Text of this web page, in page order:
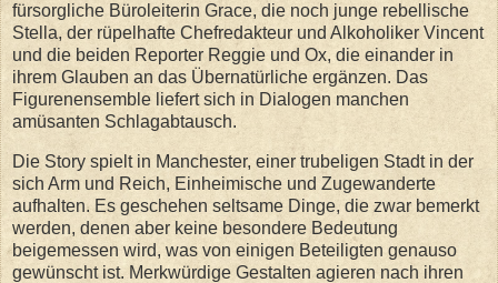
fürsorgliche Büroleiterin Grace, die noch junge rebellische
Stella, der rüpelhafte Chefredakteur und Alkoholiker Vincent
und die beiden Reporter Reggie und Ox, die einander in
ihrem Glauben an das Übernatürliche ergänzen. Das
Figurenensemble liefert sich in Dialogen manchen
amüsanten Schlagabtausch.
Die Story spielt in Manchester, einer trubeligen Stadt in der
sich Arm und Reich, Einheimische und Zugewanderte
aufhalten. Es geschehen seltsame Dinge, die zwar bemerkt
werden, denen aber keine besondere Bedeutung
beigemessen wird, was von einigen Beteiligten genauso
gewünscht ist. Merkwürdige Gestalten agieren nach ihren